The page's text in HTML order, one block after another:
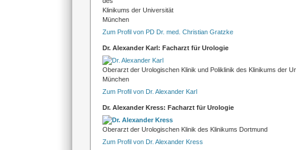
Klinikums der Universität
München
Zum Profil von PD Dr. med. Christian Gratzke
Dr. Alexander Karl: Facharzt für Urologie
Oberarzt der Urologischen Klinik und Poliklinik des Klinikums der
München
Zum Profil von Dr. Alexander Karl
Dr. Alexander Kress: Facharzt für Urologie
Oberarzt der Urologischen Klinik des Klinikums Dortmund
Zum Profil von Dr. Alexander Kress